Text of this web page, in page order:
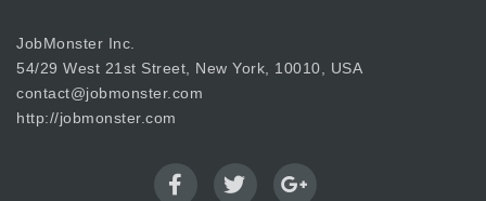
JobMonster Inc.
54/29 West 21st Street, New York, 10010, USA
contact@jobmonster.com
http://jobmonster.com